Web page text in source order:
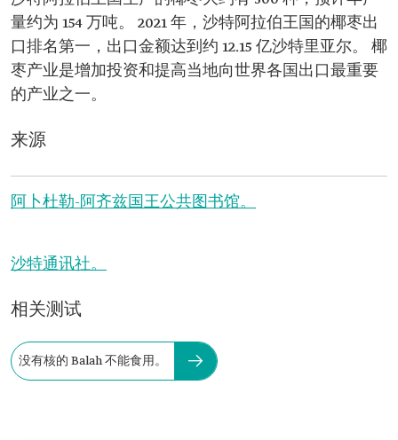
量约为 154 万吨。 2021 年，沙特阿拉伯王国的椰枣出
口排名第一，出口金额达到约 12.15 亿沙特里亚尔。 椰
枣产业是增加投资和提高当地向世界各国出口最重要
的产业之一。
来源
阿卜杜勒-阿齐兹国王公共图书馆。
沙特通讯社。
相关测试
没有核的 Balah 不能食用。